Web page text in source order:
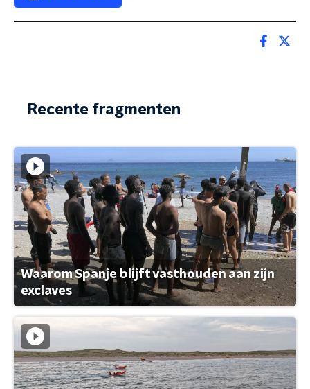
Recente fragmenten
Waarom Spanje blijft vasthouden aan zijn
exclaves